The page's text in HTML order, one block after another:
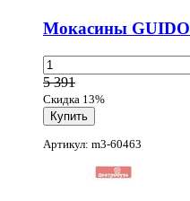
Мокасины
5 391
Скидка 13%
Артикул: m3-60463